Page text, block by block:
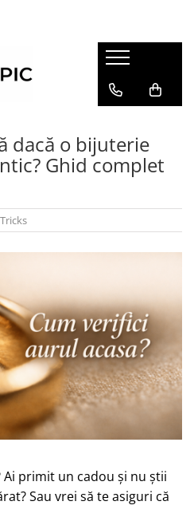
dacă o bijuterie
Ghid complet
primit un cadou și nu știi
Sau vrei să te asiguri că